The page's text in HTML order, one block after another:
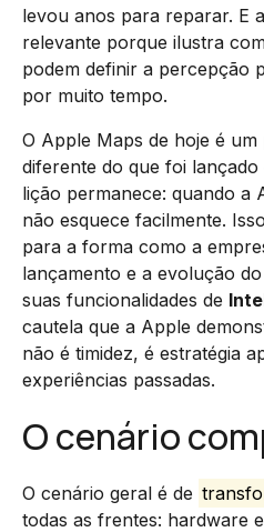
levou anos para reparar. E
relevante porque ilustra
podem definir a percepção
por muito tempo.
O Apple Maps de hoje é
diferente do que foi
lição permanece: quando a
não esquece facilmente.
para a forma como a
lançamento e a evolução do
suas funcionalidades de
cautela que a Apple
não é timidez, é estratégia
experiências passadas.
O cenário
O cenário geral é de
todas as frentes: hardware